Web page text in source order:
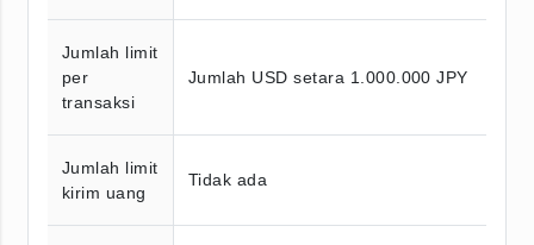
Jumlah limit
per
transaksi
Jumlah USD setara 1.000.000 JPY
Jumlah limit
kirim uang
Tidak ada